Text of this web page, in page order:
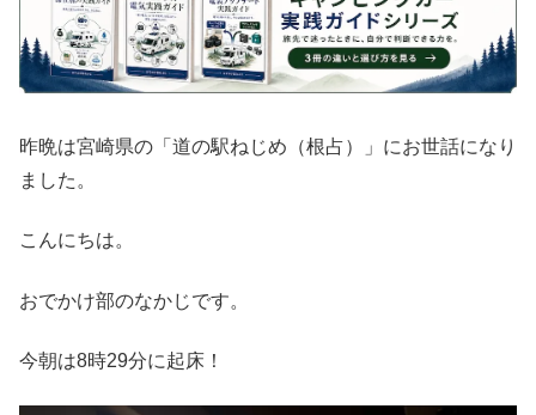
昨晩は宮崎県の「道の駅ねじめ（根占）」にお世話になり
ました。
こんにちは。
おでかけ部のなかじです。
今朝は8時29分に起床！